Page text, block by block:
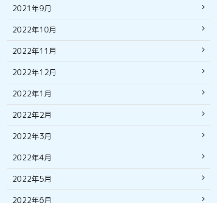
2021年9月
2022年10月
2022年11月
2022年12月
2022年1月
2022年2月
2022年3月
2022年4月
2022年5月
2022年6月